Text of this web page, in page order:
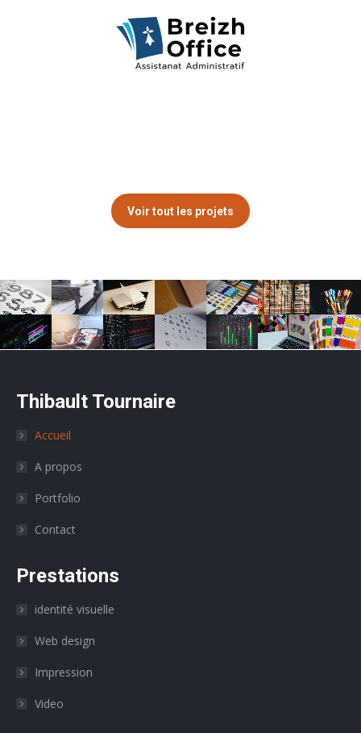
Voir tout les projets
Thibault Tournaire
Accueil
A propos
Portfolio
Contact
Prestations
identité visuelle
Web design
Impression
Video